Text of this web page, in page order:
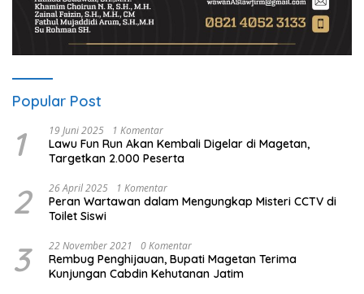
Popular Post
1 19 Juni 2025 1 Komentar
Lawu Fun Run Akan Kembali Digelar di Magetan,
Targetkan 2.000 Peserta
2 26 April 2025 1 Komentar
Peran Wartawan dalam Mengungkap Misteri CCTV di
Toilet Siswi
3 22 November 2021 0 Komentar
Rembug Penghijauan, Bupati Magetan Terima
Kunjungan Cabdin Kehutanan Jatim